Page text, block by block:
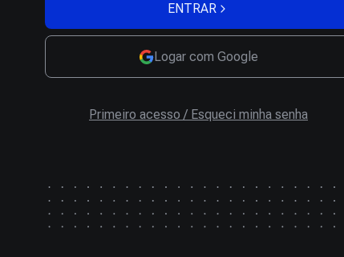
ENTRAR
Logar com Google
Primeiro acesso / Esqueci minha senha